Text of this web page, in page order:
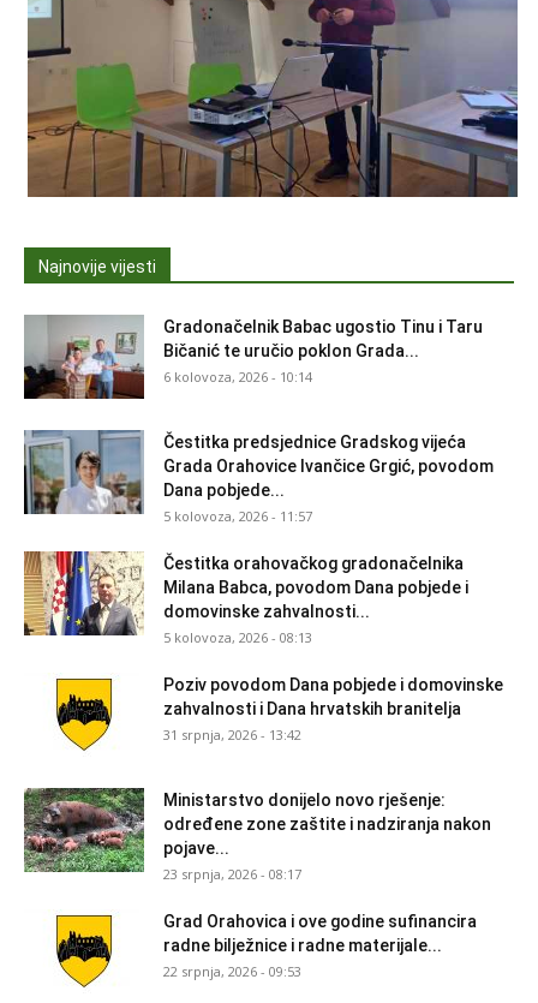
Najnovije vijesti
Gradonačelnik Babac ugostio Tinu i Taru
Bičanić te uručio poklon Grada...
6 kolovoza, 2026 - 10:14
Čestitka predsjednice Gradskog vijeća
Grada Orahovice Ivančice Grgić, povodom
Dana pobjede...
5 kolovoza, 2026 - 11:57
Čestitka orahovačkog gradonačelnika
Milana Babca, povodom Dana pobjede i
domovinske zahvalnosti...
5 kolovoza, 2026 - 08:13
Poziv povodom Dana pobjede i domovinske
zahvalnosti i Dana hrvatskih branitelja
31 srpnja, 2026 - 13:42
Ministarstvo donijelo novo rješenje:
određene zone zaštite i nadziranja nakon
pojave...
23 srpnja, 2026 - 08:17
Grad Orahovica i ove godine sufinancira
radne bilježnice i radne materijale...
22 srpnja, 2026 - 09:53